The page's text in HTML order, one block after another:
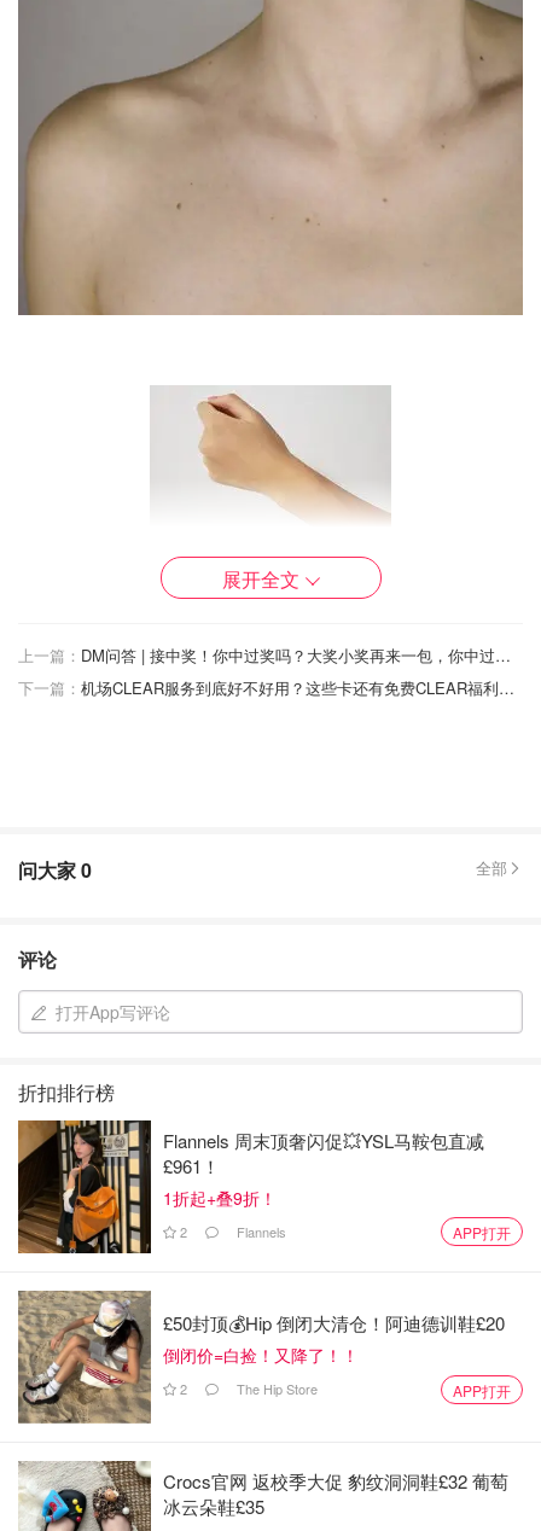
展开全文
上一篇：
DM问答 | 接中奖！你中过奖吗？大奖小奖再来一包，你中过点啥？
下一篇：
机场CLEAR服务到底好不好用？这些卡还有免费CLEAR福利哦！
问大家0 全部
评论
打开App写评论
折扣排行榜
Flannels 周末顶奢闪促💥YSL马鞍包直减
£961！
1折起+叠9折！
2 Flannels APP打开
£50封顶💰Hip 倒闭大清仓！阿迪德训鞋£20
倒闭价=白捡！又降了！！
2 The Hip Store APP打开
Crocs官网 返校季大促 豹纹洞洞鞋£32 葡萄
冰云朵鞋£35